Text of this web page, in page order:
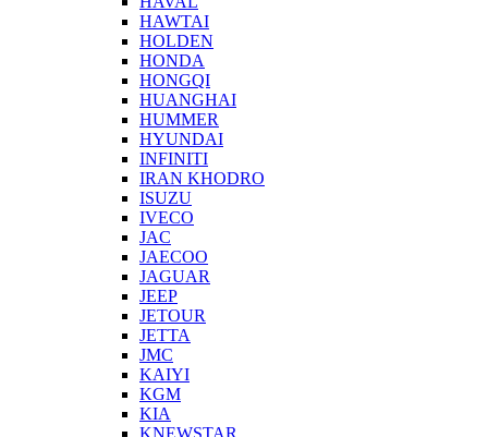
HAWTAI
HOLDEN
HONDA
HONGQI
HUANGHAI
HUMMER
HYUNDAI
INFINITI
IRAN KHODRO
ISUZU
IVECO
JAC
JAECOO
JAGUAR
JEEP
JETOUR
JETTA
JMC
KAIYI
KGM
KIA
KNEWSTAR